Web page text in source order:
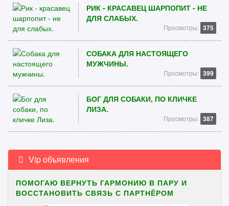
РИК - КРАСАВЕЦ ШАРПОПИТ - НЕ
ДЛЯ СЛАБЫХ.
Просмотры: 375
СОБАКА ДЛЯ НАСТОЯЩЕГО
МУЖЧИНЫ.
Просмотры: 399
БОГ ДЛЯ СОБАКИ, ПО КЛИЧКЕ
ЛИЗА.
Просмотры: 387
Vip объявления
ПОМОГАЮ ВЕРНУТЬ ГАРМОНИЮ В ПАРУ И
ВОССТАНОВИТЬ СВЯЗЬ С ПАРТНЁРОМ